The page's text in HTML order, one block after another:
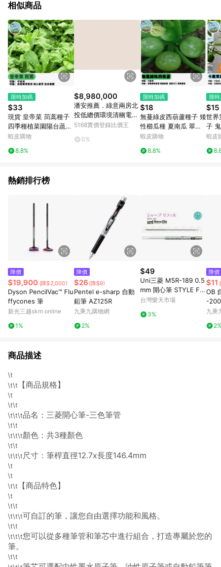
才享有回饋，點數將於廠商出貨後 30 天前後發送。 (2) 門市訂
導購資格。 (3) 使用九乘九APP下單，將無法獲得點數回饋。
相似商品
限時加碼
$33
現貨 皇帝菜 茼蒿種子
四季種植菜園陽台蔬菜
小葉虎耳茼蒿 光杆茼蒿
成 鮮嫩火鍋蔬 葉菜類
蝦皮購物
8.8%
$8,980,000
潘安推薦．綠意兩房北
投低總價環境清幽電梯
美宅｜台北市北投區溫
5168實價登錄比價王
0%
限時加碼
$18
無蔓綠皮西葫蘆種子 矮
性櫛瓜種 夏南瓜 翠玉
瓜 家庭菜園 陽台盆栽
農藥 新鮮採種 適合台
蝦皮購物
8.8%
限
$15
世界
子
超辣
級
蝦皮
熱銷排行榜
降價
$19,900 (降$2,000)
Dyson PencilVac™ Flu
ffycones 筆
新光三越skm online
1%
降價
$26 (降$9)
Pentel e-sharp 自動
鉛筆 AZ125R
九乘九購物網
2%
$49
Uni三菱 M5R-189 0.5
mm 開心筆 STYLE FIT
自動鉛筆筆芯 自動筆芯
額下單10%點數(單一帳
台灣樂天市場
3%
降價
$11
OB
-
九乘
商品描述
\t
\t\t
【商品規格】
\t
\t\t
\t\t\t品名：三菱開心筆-三色筆管
\t\t
\t\t\t顏色：共3種顏色
\t\t
\t\t\t尺寸：筆桿直徑12.7x長度146.4mm
\t
\t
\t\t
【商品特色】
\t
\t\t
\t\t\t可自訂的筆，讓您自由選擇功能和風格。
\t\t
\t\t\t您可以從多種筆管和筆芯中進行組合，打造專屬於您的
筆。
\t\t